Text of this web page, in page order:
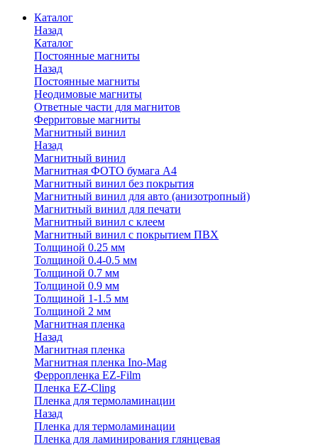
Каталог
Назад
Каталог
Постоянные магниты
Назад
Постоянные магниты
Неодимовые магниты
Ответные части для магнитов
Ферритовые магниты
Магнитный винил
Назад
Магнитный винил
Магнитная ФОТО бумага А4
Магнитный винил без покрытия
Магнитный винил для авто (анизотропный)
Магнитный винил для печати
Магнитный винил с клеем
Магнитный винил с покрытием ПВХ
Толщиной 0.25 мм
Толщиной 0.4-0.5 мм
Толщиной 0.7 мм
Толщиной 0.9 мм
Толщиной 1-1.5 мм
Толщиной 2 мм
Магнитная пленка
Назад
Магнитная пленка
Магнитная пленка Ino-Mag
Ферропленка EZ-Film
Пленка EZ-Cling
Пленка для термоламинации
Назад
Пленка для термоламинации
Пленка для ламинирования глянцевая